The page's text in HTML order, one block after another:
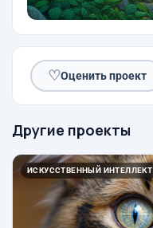
♡Оценить проект
Другие проекты
ИСКУССТВЕННЫЙ ИНТЕЛЛЕКТ